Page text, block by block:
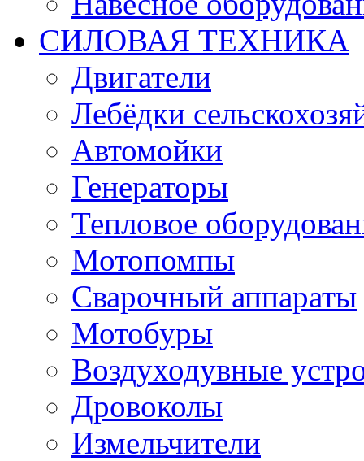
СИЛОВАЯ ТЕХНИКА
Двигатели
Лебёдки
Автомойки
Генераторы
Тепловое
Мотопомпы
Сварочный аппараты
Мотобуры
Воздуходувные
Дровоколы
Измельчители